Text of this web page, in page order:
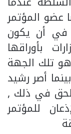
عضو المؤتمر
في أن يكون
بأوراقها
تلك الجهة
أصر رشيد
في ذلك ,
للمؤتمر